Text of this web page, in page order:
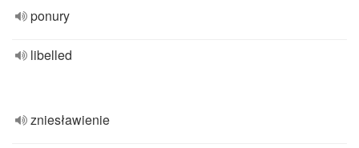
ponury
libelled
zniesławienie